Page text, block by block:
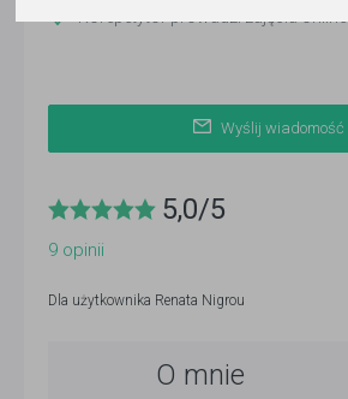
Korepetytor prowadzi zajęcia online
Wyślij wiadomość
5,0/5
9 opinii
Dla użytkownika Renata Nigrou
O mnie